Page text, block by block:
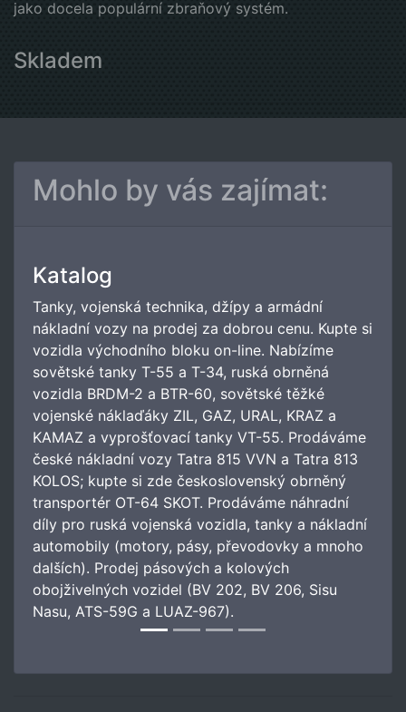
jako docela populární zbraňový systém.
Skladem
Mohlo by vás zajímat:
Katalog
Tanky, vojenská technika, džípy a armádní
nákladní vozy na prodej za dobrou cenu. Kupte si
vozidla východního bloku on-line. Nabízíme
sovětské tanky T-55 a T-34, ruská obrněná
vozidla BRDM-2 a BTR-60, sovětské těžké
vojenské náklaďáky ZIL, GAZ, URAL, KRAZ a
KAMAZ a vyprošťovací tanky VT-55. Prodáváme
české nákladní vozy Tatra 815 VVN a Tatra 813
KOLOS; kupte si zde československý obrněný
transportér OT-64 SKOT. Prodáváme náhradní
díly pro ruská vojenská vozidla, tanky a nákladní
automobily (motory, pásy, převodovky a mnoho
dalších). Prodej pásových a kolových
obojživelných vozidel (BV 202, BV 206, Sisu
Nasu, ATS-59G a LUAZ-967).